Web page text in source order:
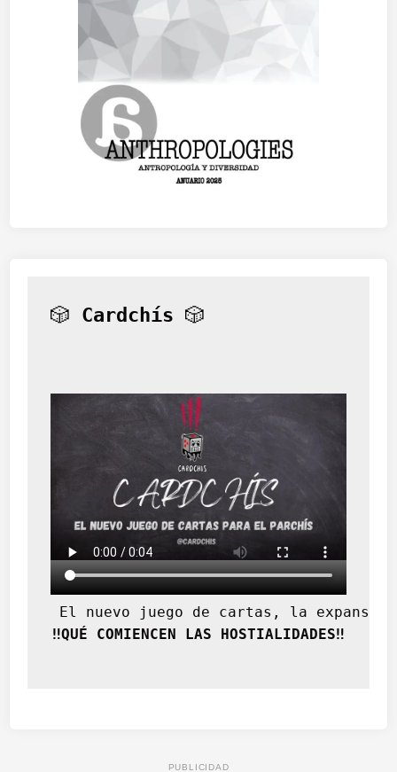
🎲 Cardchís 🎲
El nuevo juego de cartas, la
‼️QUÉ COMIENCEN LAS HOSTIALIDADES‼️
PUBLICIDAD